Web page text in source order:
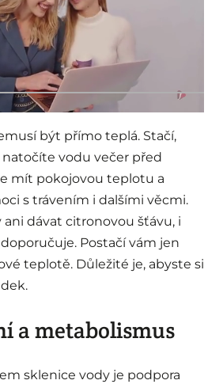
být přímo teplá. Stačí,
vodu večer před
mít pokojovou teplotu a
s trávením i dalšími věcmi.
dávat citronovou šťávu, i
Postačí vám jen
teplotě. Důležité je, abyste si
a metabolismus
sklenice vody je podpora